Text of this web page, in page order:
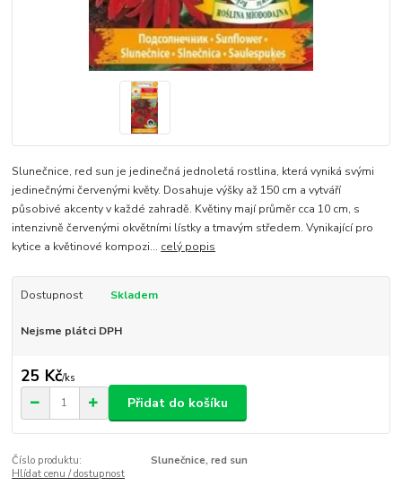
Slunečnice, red sun je jedinečná jednoletá rostlina, která vyniká svými
jedinečnými červenými květy. Dosahuje výšky až 150 cm a vytváří
působivé akcenty v každé zahradě. Květiny mají průměr cca 10 cm, s
intenzivně červenými okvětními lístky a tmavým středem. Vynikající pro
kytice a květinové kompozi... celý popis
Dostupnost Skladem
Nejsme plátci DPH
25 Kč/ks
Přidat do košíku
Číslo produktu:
Slunečnice, red sun
Hlídat cenu / dostupnost